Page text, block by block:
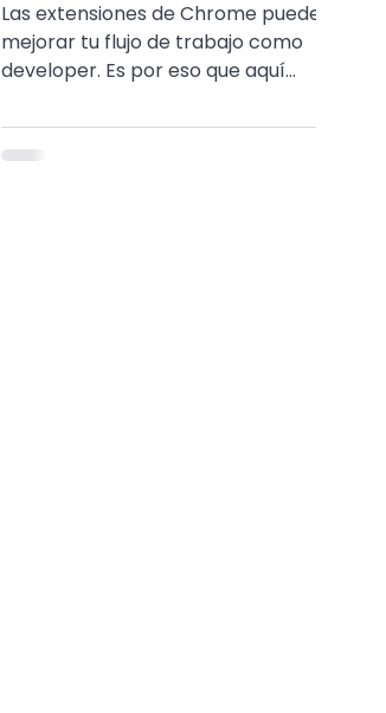
Las extensiones de Chrome pueden
mejorar tu flujo de trabajo como
developer. Es por eso que aquí
😉😌